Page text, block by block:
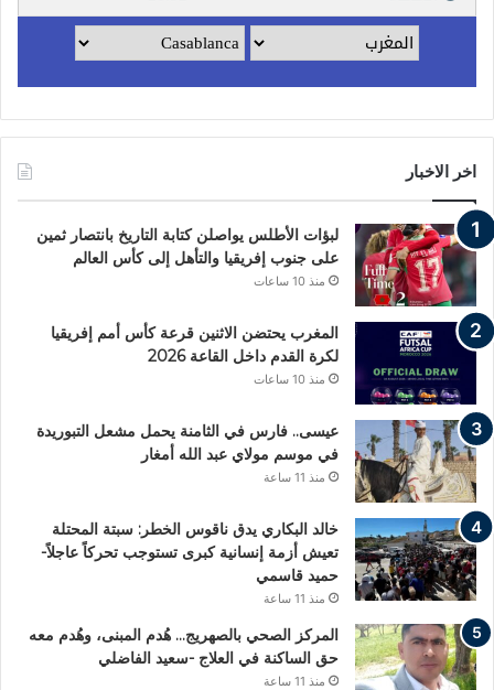
اخر الاخبار
لبؤات الأطلس يواصلن كتابة التاريخ بانتصار ثمين
على جنوب إفريقيا والتأهل إلى كأس العالم
منذ 10 ساعات
المغرب يحتضن الاثنين قرعة كأس أمم إفريقيا
لكرة القدم داخل القاعة 2026
منذ 10 ساعات
عيسى.. فارس في الثامنة يحمل مشعل التبوريدة
في موسم مولاي عبد الله أمغار
منذ 11 ساعة
خالد البكاري يدق ناقوس الخطر: سبتة المحتلة
تعيش أزمة إنسانية كبرى تستوجب تحركاً عاجلاً-
حميد قاسمي
منذ 11 ساعة
المركز الصحي بالصهريج… هُدم المبنى، وهُدم معه
حق الساكنة في العلاج -سعيد الفاضلي
منذ 11 ساعة